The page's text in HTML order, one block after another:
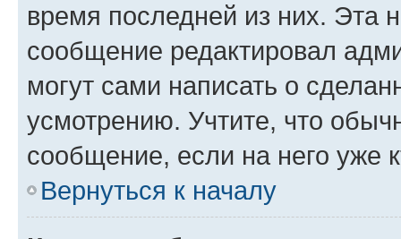
время последней из них. Эта
сообщение редактировал
могут сами написать о
усмотрению. Учтите, что
сообщение, если на него уже
Вернуться к началу